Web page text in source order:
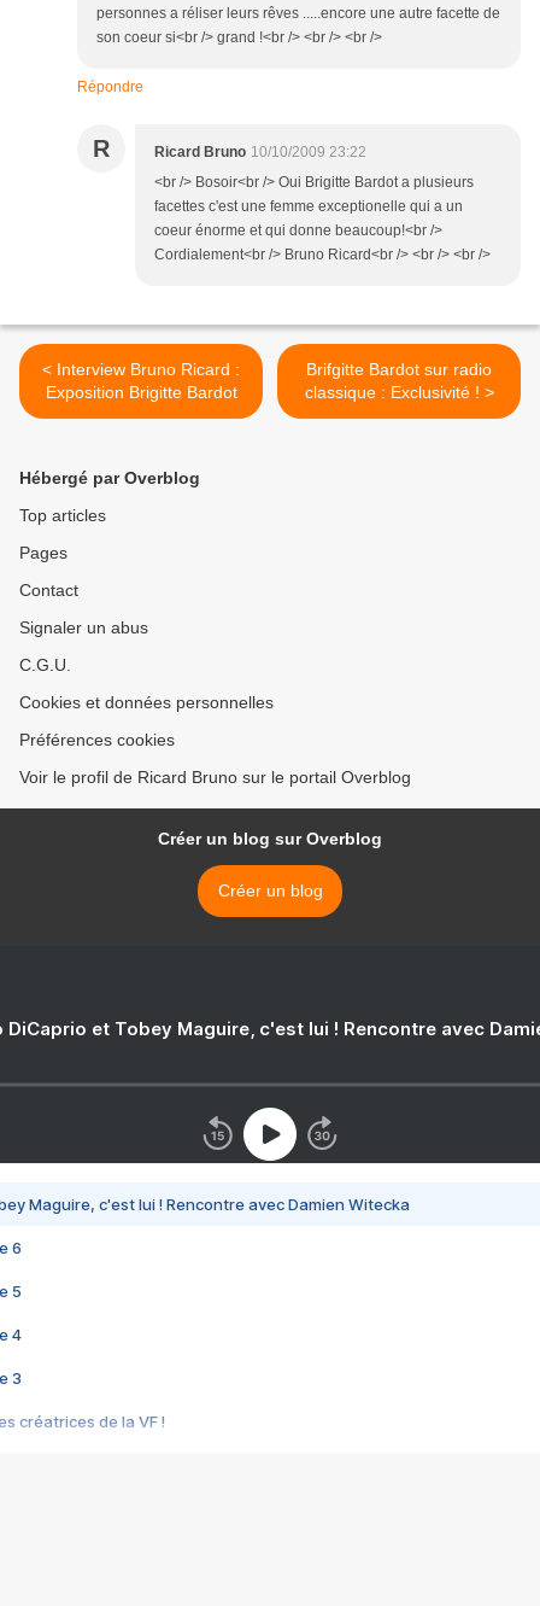
personnes a réliser leurs rêves .....encore une autre facette de
son coeur si<br /> grand !<br /> <br /> <br />
Répondre
R Ricard Bruno 10/10/2009 23:22
<br /> Bosoir<br /> Oui Brigitte Bardot a plusieurs
facettes c'est une femme exceptionelle qui a un
coeur énorme et qui donne beaucoup!<br />
Cordialement<br /> Bruno Ricard<br /> <br /> <br />
< Interview Bruno Ricard :
Exposition Brigitte Bardot
Brifgitte Bardot sur radio
classique : Exclusivité ! >
Hébergé par Overblog
Top articles
Pages
Contact
Signaler un abus
C.G.U.
Cookies et données personnelles
Préférences cookies
Voir le profil de Ricard Bruno sur le portail Overblog
Créer un blog sur Overblog
Créer un blog
DiCaprio et Tobey Maguire, c'est lui ! Rencontre avec
Maguire, c'est lui ! Rencontre avec Damien Witecka
6
5
4
3
créatrices de la VF !